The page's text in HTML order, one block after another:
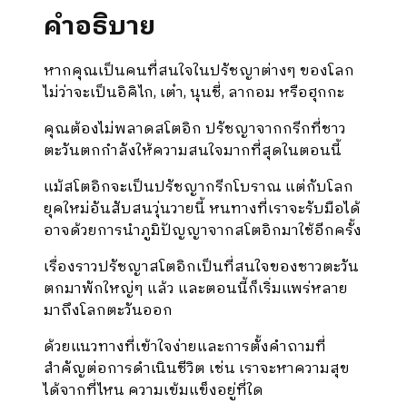
ไม่
สั่น
ชิ้น
คำอธิบาย
หากคุณเป็นคนที่สนใจในปรัชญาต่างๆ ของโลก
ไม่ว่าจะเป็นอิคิไก, เต๋า, นุนชี่, ลากอม หรือฮุกกะ
คุณต้องไม่พลาดสโตอิก ปรัชญาจากกรีกที่ชาว
ตะวันตกกำลังให้ความสนใจมากที่สุดในตอนนี้
แม้สโตอิกจะเป็นปรัชญากรีกโบราณ แต่กับโลก
ยุคใหม่อันสับสนวุ่นวายนี้ หนทางที่เราจะรับมือได้
อาจด้วยการนำภูมิปัญญาจากสโตอิกมาใช้อีกครั้ง
เรื่องราวปรัชญาสโตอิกเป็นที่สนใจของชาวตะวัน
ตกมาพักใหญ่ๆ แล้ว และตอนนี้ก็เริ่มแพร่หลาย
มาถึงโลกตะวันออก
ด้วยแนวทางที่เข้าใจง่ายและการตั้งคำถามที่
สำคัญต่อการดำเนินชีวิต เช่น เราจะหาความสุข
ได้จากที่ไหน ความเข้มแข็งอยู่ที่ใด